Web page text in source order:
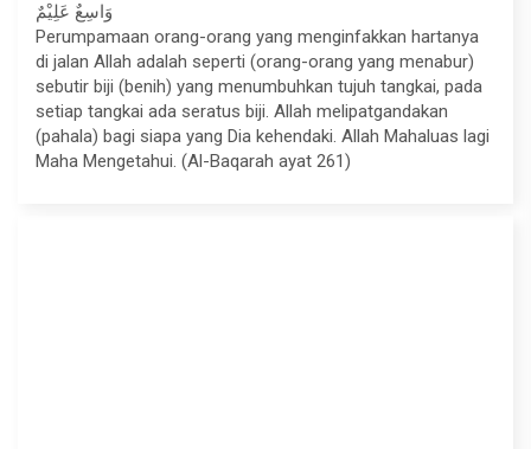
وَاسِعٌ عَلِيْمٌ
Perumpamaan orang-orang yang menginfakkan hartanya
di jalan Allah adalah seperti (orang-orang yang menabur)
sebutir biji (benih) yang menumbuhkan tujuh tangkai, pada
setiap tangkai ada seratus biji. Allah melipatgandakan
(pahala) bagi siapa yang Dia kehendaki. Allah Mahaluas lagi
Maha Mengetahui. (Al-Baqarah ayat 261)